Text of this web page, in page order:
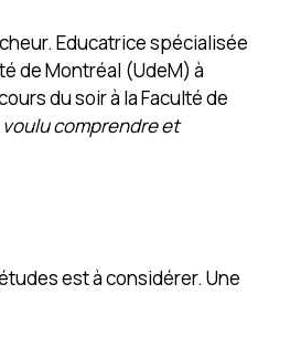
Educatrice spécialisée
de Montréal (UdeM) à
du soir à la Faculté de
voulu comprendre et
est à considérer. Une